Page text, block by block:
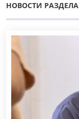
НОВОСТИ РАЗДЕЛА